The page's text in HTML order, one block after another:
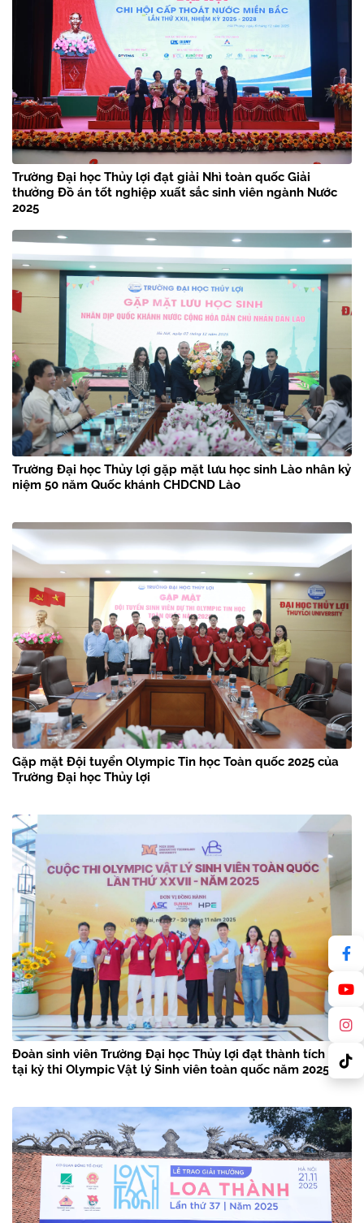
Trường Đại học Thủy lợi đạt giải Nhì toàn quốc Giải
thưởng Đồ án tốt nghiệp xuất sắc sinh viên ngành Nước
2025
Trường Đại học Thủy lợi gặp mặt lưu học sinh Lào nhân kỷ
niệm 50 năm Quốc khánh CHDCND Lào
Gặp mặt Đội tuyển Olympic Tin học Toàn quốc 2025 của
Trường Đại học Thủy lợi
Đoàn sinh viên Trường Đại học Thủy lợi đạt thành tích cao
tại kỳ thi Olympic Vật lý Sinh viên toàn quốc năm 2025